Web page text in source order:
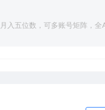
入五位数，可多账号矩阵，全